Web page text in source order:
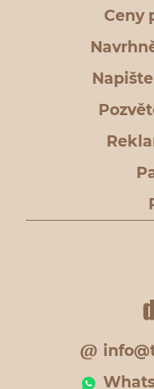
Ceny